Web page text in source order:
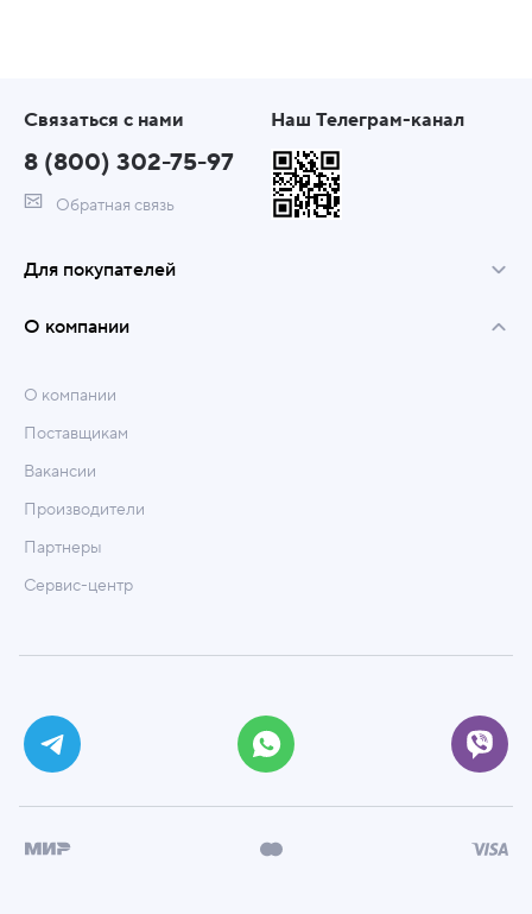
Связаться с нами
8 (800) 302-75-97
Обратная связь
Наш Телеграм-канал
Для покупателей
О компании
О компании
Поставщикам
Вакансии
Производители
Партнеры
Сервис-центр